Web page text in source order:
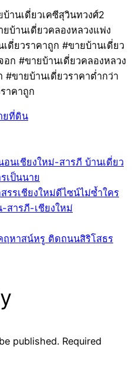
านเดี่ยวเคซีสุวินทวงศ์2
ยบ้านเดี่ยวคลองหลวงแพ่ง
ดี่ยวราคาถูก #ขายบ้านเดี่ยว
ก #ขายบ้านเดี่ยวคลองหลวง
#ขายบ้านเดี่ยวราคาต่ำกว่า
าคาถูก
ยที่ดิน
นเชียงใหม่-สารภี บ้านเดี่ยว
เป็นนาย
รรเชียงใหม่ดีไซน์ไม่ซ้ำใคร
สารภี-เชียงใหม่
หาสน์หรู ติดถนนสิริโสธร
published. Required